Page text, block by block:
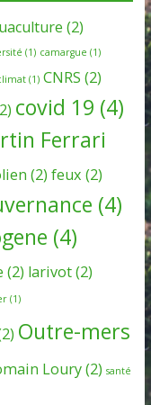
(2)
(1) camargue (1)
(1) CNRS (2)
covid 19 (4)
Ferrari
(2) feux (2)
(4)
(4)
(2) larivot(2)
(1)
Outre-mers
Loury(2) santé